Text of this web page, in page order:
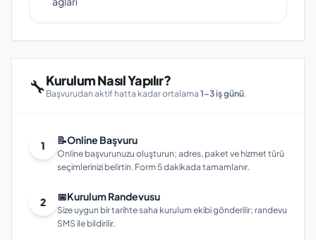
🔧Kurulum Nasıl Yapılır?
Başvurudan aktif hatta kadar ortalama 1–3 iş günü.
1 📝Online Başvuru
Online başvurunuzu oluşturun; adres, paket ve hizmet türü
seçimlerinizi belirtin. Form 5 dakikada tamamlanır.
2 📅Kurulum Randevusu
Size uygun bir tarihte saha kurulum ekibi gönderilir; randevu
SMS ile bildirilir.